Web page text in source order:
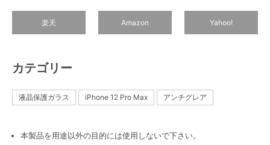
楽天 Amazon Yahoo!
カテゴリー
液晶保護ガラス iPhone 12 Pro Max アンチグレア
本製品を用途以外の目的には使用しないで下さい。